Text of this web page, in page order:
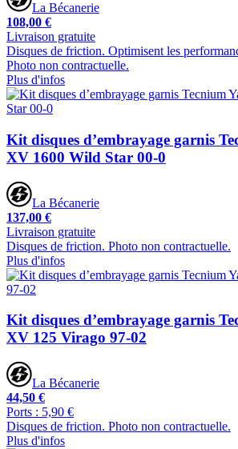
La Bécanerie
108,00 €
Livraison gratuite
Disques de friction. Optimisent les
Photo non contractuelle.
Plus d'infos
Kit disques d’embrayage garnis
XV 1600 Wild Star 00-0
La Bécanerie
137,00 €
Livraison gratuite
Disques de friction. Photo non contractuelle.
Plus d'infos
Kit disques d’embrayage garnis
XV 125 Virago 97-02
La Bécanerie
44,50 €
Ports : 5,90 €
Disques de friction. Photo non contractuelle.
Plus d'infos